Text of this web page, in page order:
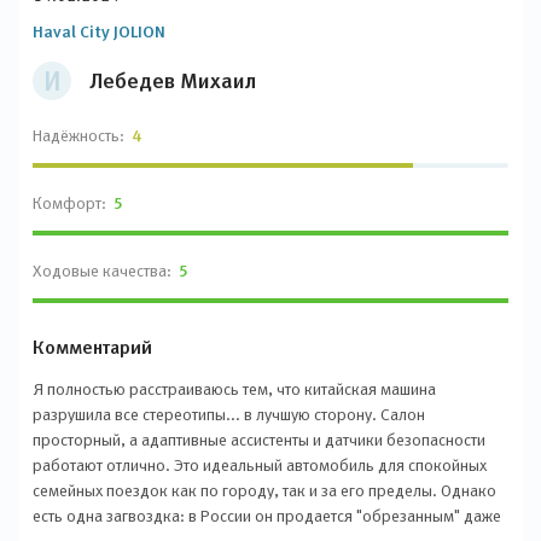
И Лебедев Михаил
Haval City JOLION
Надёжность: 4
Комфорт: 5
Ходовые качества: 5
Комментарий
Я полностью расстраиваюсь тем, что китайская машина
разрушила все стереотипы... в лучшую сторону. Салон
просторный, а адаптивные ассистенты и датчики безопасности
работают отлично. Это идеальный автомобиль для спокойных
семейных поездок как по городу, так и за его пределы. Однако
есть одна загвоздка: в России он продается "обрезанным" даже